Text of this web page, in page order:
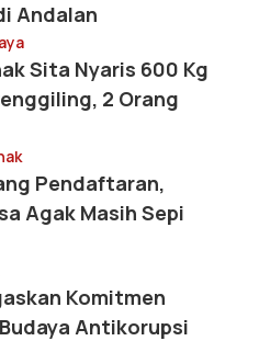
Andalan
Sita Nyaris 600 Kg
2 Orang
Pendaftaran,
Agak Masih Sepi
Komitmen
Antikorupsi